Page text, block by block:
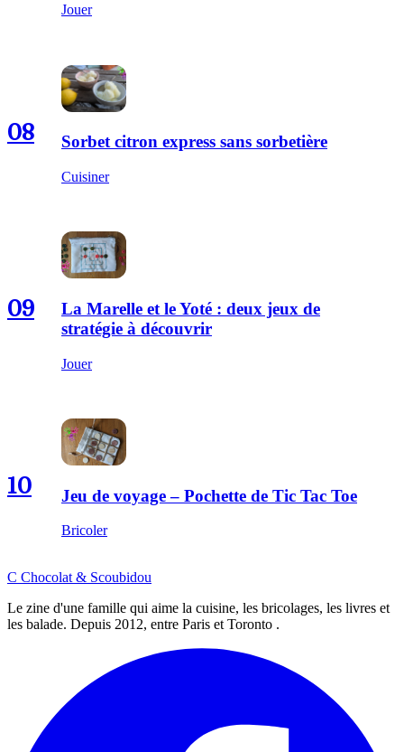
Jouer
08 Sorbet citron express sans sorbetière
Cuisiner
09
La Marelle et le Yoté : deux jeux de
stratégie à découvrir
Jouer
10 Jeu de voyage – Pochette de Tic Tac Toe
Bricoler
C Chocolat & Scoubidou
Le zine d'une famille qui aime la cuisine, les bricolages, les livres et
les balade. Depuis 2012, entre Paris et Toronto .